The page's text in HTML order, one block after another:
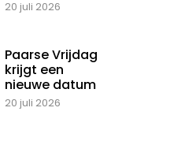
20 juli 2026
Paarse Vrijdag
krijgt een
nieuwe datum
20 juli 2026